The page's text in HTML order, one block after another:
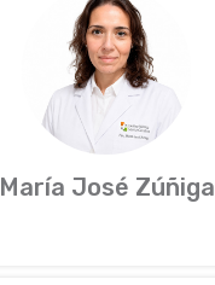
María José Zúñiga